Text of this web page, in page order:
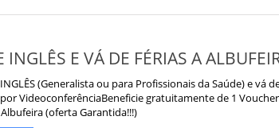
E VÁ DE FÉRIAS A
(Generalista ou para Profissionais da Saúde) e vá
VideoconferênciaBeneficie gratuitamente de 1
(oferta Garantida!!!)